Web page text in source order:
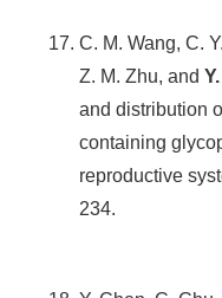
C. M. Wang, C.
Z. M. Zhu, and
and distribution
containing
reproductive
234.